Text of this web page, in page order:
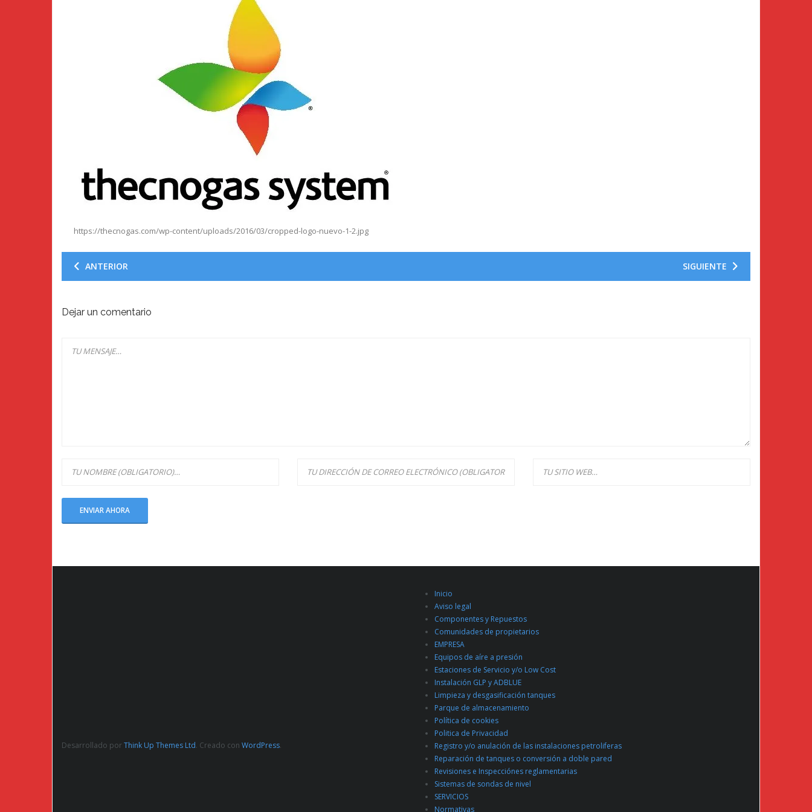
https://thecnogas.com/wp-content/uploads/2016/03/cropped-logo-nuevo-1-2.jpg
ANTERIOR SIGUIENTE
Dejar un comentario
Desarrollado porThink Up Themes Ltd. Creado con WordPress.
Inicio
Aviso legal
Componentes y Repuestos
Comunidades de propietarios
EMPRESA
Equipos de aíre a presión
Estaciones de Servicio y/o Low Cost
Instalación GLP y ADBLUE
Limpieza y desgasificación tanques
Parque de almacenamiento
Política de cookies
Politica de Privacidad
Registro y/o anulación de las instalaciones petroliferas
Reparación de tanques o conversión a doble pared
Revisiones e Inspecciónes reglamentarias
Sistemas de sondas de nivel
SERVICIOS
Normativas